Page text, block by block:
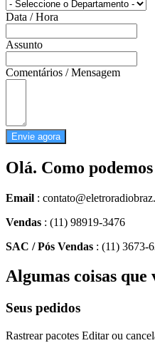
Data / Hora
Assunto
Comentários / Mensagem
Envie agora
Olá. Como
Email :
Vendas : (11) 98919-3476
SAC / Pós Vendas : (11) 3673-
Algumas coisas
Seus pedidos
Rastrear pacotes Editar ou